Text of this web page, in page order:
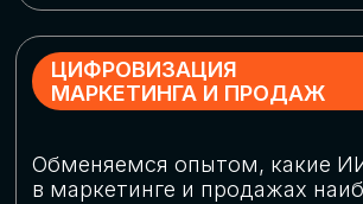
СТАТЬ СПИКЕРОМ
В конференции участвовали более 120 спикеров